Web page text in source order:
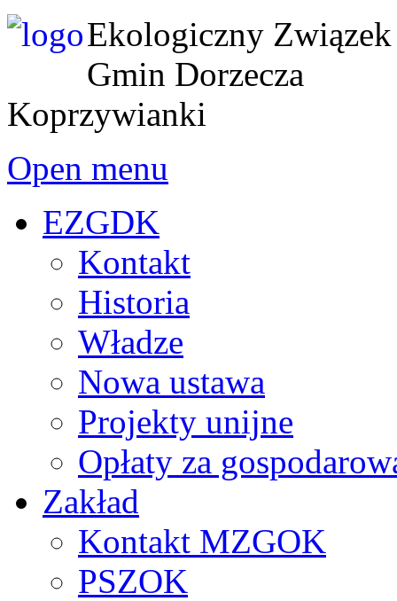
Ekologiczny Związek
Gmin Dorzecza
Koprzywianki
Open menu
EZGDK
Kontakt
Historia
Władze
Nowa ustawa
Projekty unijne
Opłaty za
Zakład
Kontakt MZGOK
PSZOK